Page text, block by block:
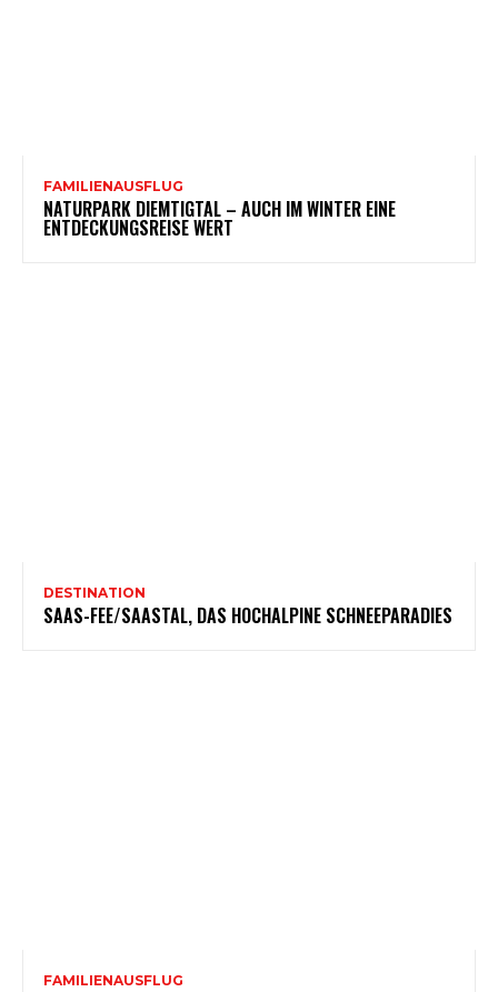
FAMILIENAUSFLUG
NATURPARK DIEMTIGTAL – AUCH IM WINTER EINE
ENTDECKUNGSREISE WERT
DESTINATION
SAAS-FEE/SAASTAL, DAS HOCHALPINE SCHNEEPARADIES
FAMILIENAUSFLUG